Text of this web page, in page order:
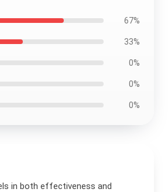
67%
33%
0%
0%
0%
in both effectiveness and